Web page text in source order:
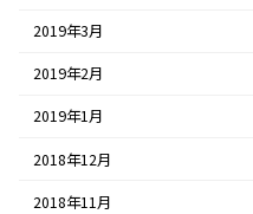
2019年3月
2019年2月
2019年1月
2018年12月
2018年11月